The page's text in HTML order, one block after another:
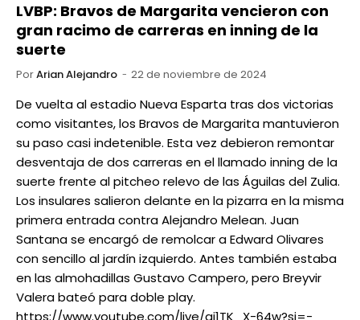
LVBP: Bravos de Margarita vencieron con
gran racimo de carreras en inning de la
suerte
PorArian Alejandro 22 de noviembre de 2024
De vuelta al estadio Nueva Esparta tras dos victorias
como visitantes, los Bravos de Margarita mantuvieron
su paso casi indetenible. Esta vez debieron remontar
desventaja de dos carreras en el llamado inning de la
suerte frente al pitcheo relevo de las Águilas del Zulia.
Los insulares salieron delante en la pizarra en la misma
primera entrada contra Alejandro Melean. Juan
Santana se encargó de remolcar a Edward Olivares
con sencillo al jardín izquierdo. Antes también estaba
en las almohadillas Gustavo Campero, pero Breyvir
Valera bateó para doble play.